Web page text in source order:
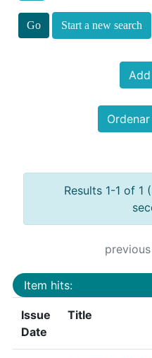
Start a new search
Results 1-1 of 1
previous
Item hits:
Issue
Date
Title